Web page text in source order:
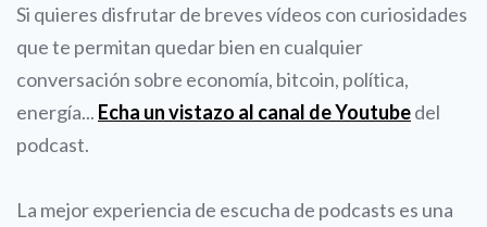
Si quieres disfrutar de breves vídeos con curiosidades
que te permitan quedar bien en cualquier
conversación sobre economía, bitcoin, política,
energía... Echa un vistazo al canal de Youtubedel
podcast.
La mejor experiencia de escucha de podcasts es una